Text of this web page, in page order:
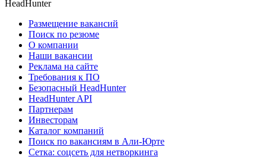
HeadHunter
Размещение вакансий
Поиск по резюме
О компании
Наши вакансии
Реклама на сайте
Требования к ПО
Безопасный HeadHunter
HeadHunter API
Партнерам
Инвесторам
Каталог компаний
Поиск по вакансиям в Али-Юрте
Сетка: соцсеть для нетворкинга